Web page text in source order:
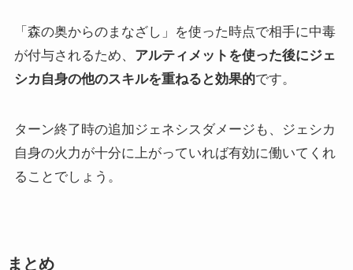
「森の奥からのまなざし」を使った時点で相手に中毒
が付与されるため、 アルティメットを使った後にジェ
シカ自身の他のスキルを重ねると効果的です。
ターン終了時の追加ジェネシスダメージも、ジェシカ
自身の火力が十分に上がっていれば有効に働いてくれ
ることでしょう。
まとめ